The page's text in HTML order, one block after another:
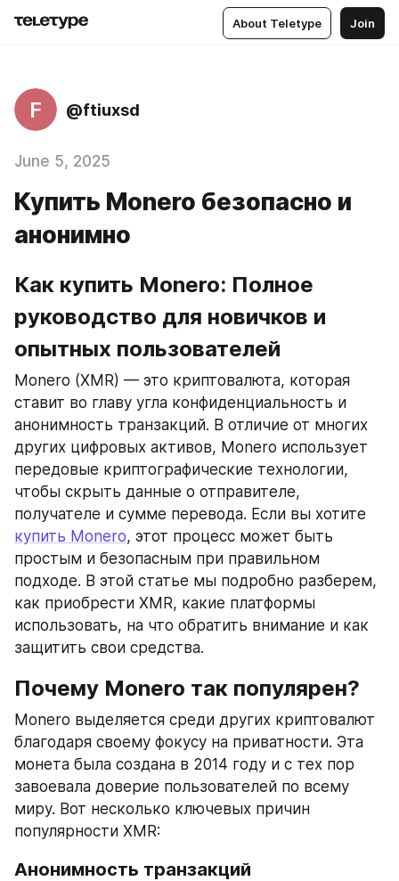
About Teletype Join
F @ftiuxsd
June 5, 2025
Купить Monero безопасно и
анонимно
Как купить Monero: Полное
руководство для новичков и
опытных пользователей
Monero (XMR) — это криптовалюта, которая
ставит во главу угла конфиденциальность и
анонимность транзакций. В отличие от многих
других цифровых активов, Monero использует
передовые криптографические технологии,
чтобы скрыть данные о отправителе,
купить Monero, этот процесс может быть
простым и безопасным при правильном
подходе. В этой статье мы подробно разберем,
как приобрести XMR, какие платформы
использовать, на что обратить внимание и как
защитить свои средства.
Почему Monero так популярен?
Monero выделяется среди других криптовалют
благодаря своему фокусу на приватности. Эта
монета была создана в 2014 году и с тех пор
завоевала доверие пользователей по всему
миру. Вот несколько ключевых причин
популярности XMR:
Анонимность транзакций